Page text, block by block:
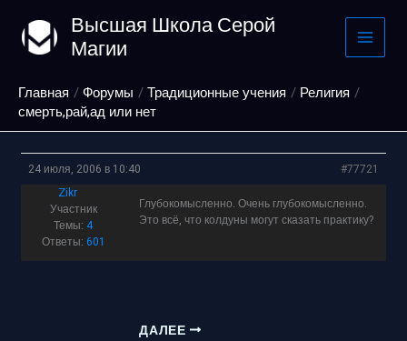
содержимому
Высшая Школа Серой
Магии
Главная Форумы Традиционные учения
Религия
смерть,рай,ад или нет
24 июля, 2006 в 10:40
#77721
Zikr
Участник
Темы:4
Ответы: 601
Глубокомысленно. Очень глубокомысленно.
Это всё, что колдуны могут сказать практику?
ДАЛЕЕ